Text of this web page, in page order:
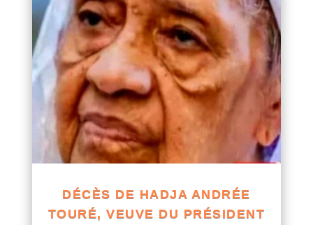
DÉCÈS DE HADJA ANDRÉE
TOURÉ, VEUVE DU PRÉSIDENT